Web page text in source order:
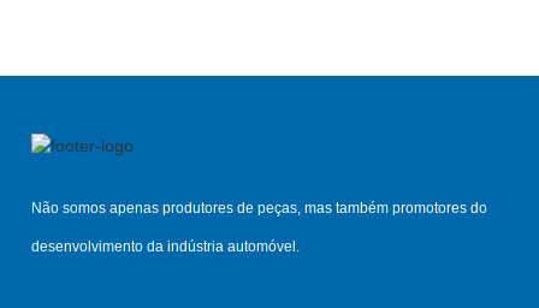
Não somos apenas produtores de peças, mas também promotores do
desenvolvimento da indústria automóvel.